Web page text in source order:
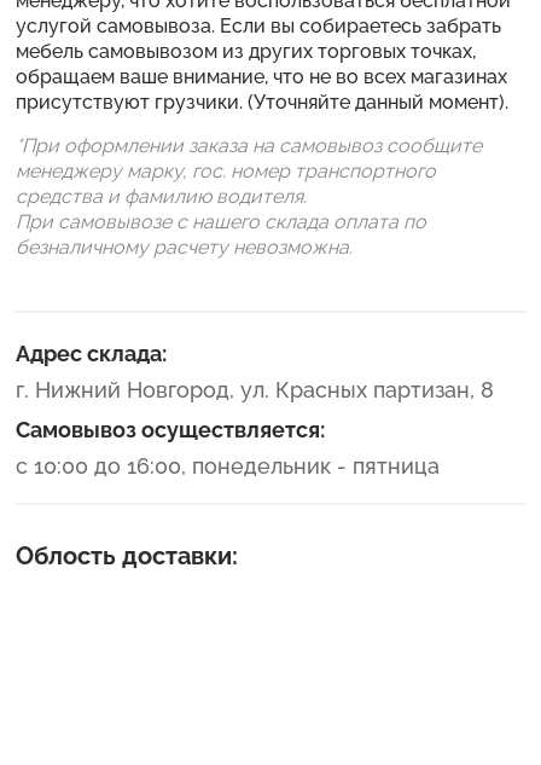
услугой самовывоза. Если вы собираетесь забрать
мебель самовывозом из других торговых точках,
обращаем ваше внимание, что не во всех магазинах
присутствуют грузчики. (Уточняйте данный момент).
*При оформлении заказа на самовывоз сообщите
менеджеру марку, гос. номер транспортного
средства и фамилию водителя.
При самовывозе с нашего склада оплата по
безналичному расчету невозможна.
Адрес склада:
г. Нижний Новгород, ул. Красных партизан, 8
Самовывоз осуществляется:
с 10:00 до 16:00, понедельник - пятница
Облость доставки: